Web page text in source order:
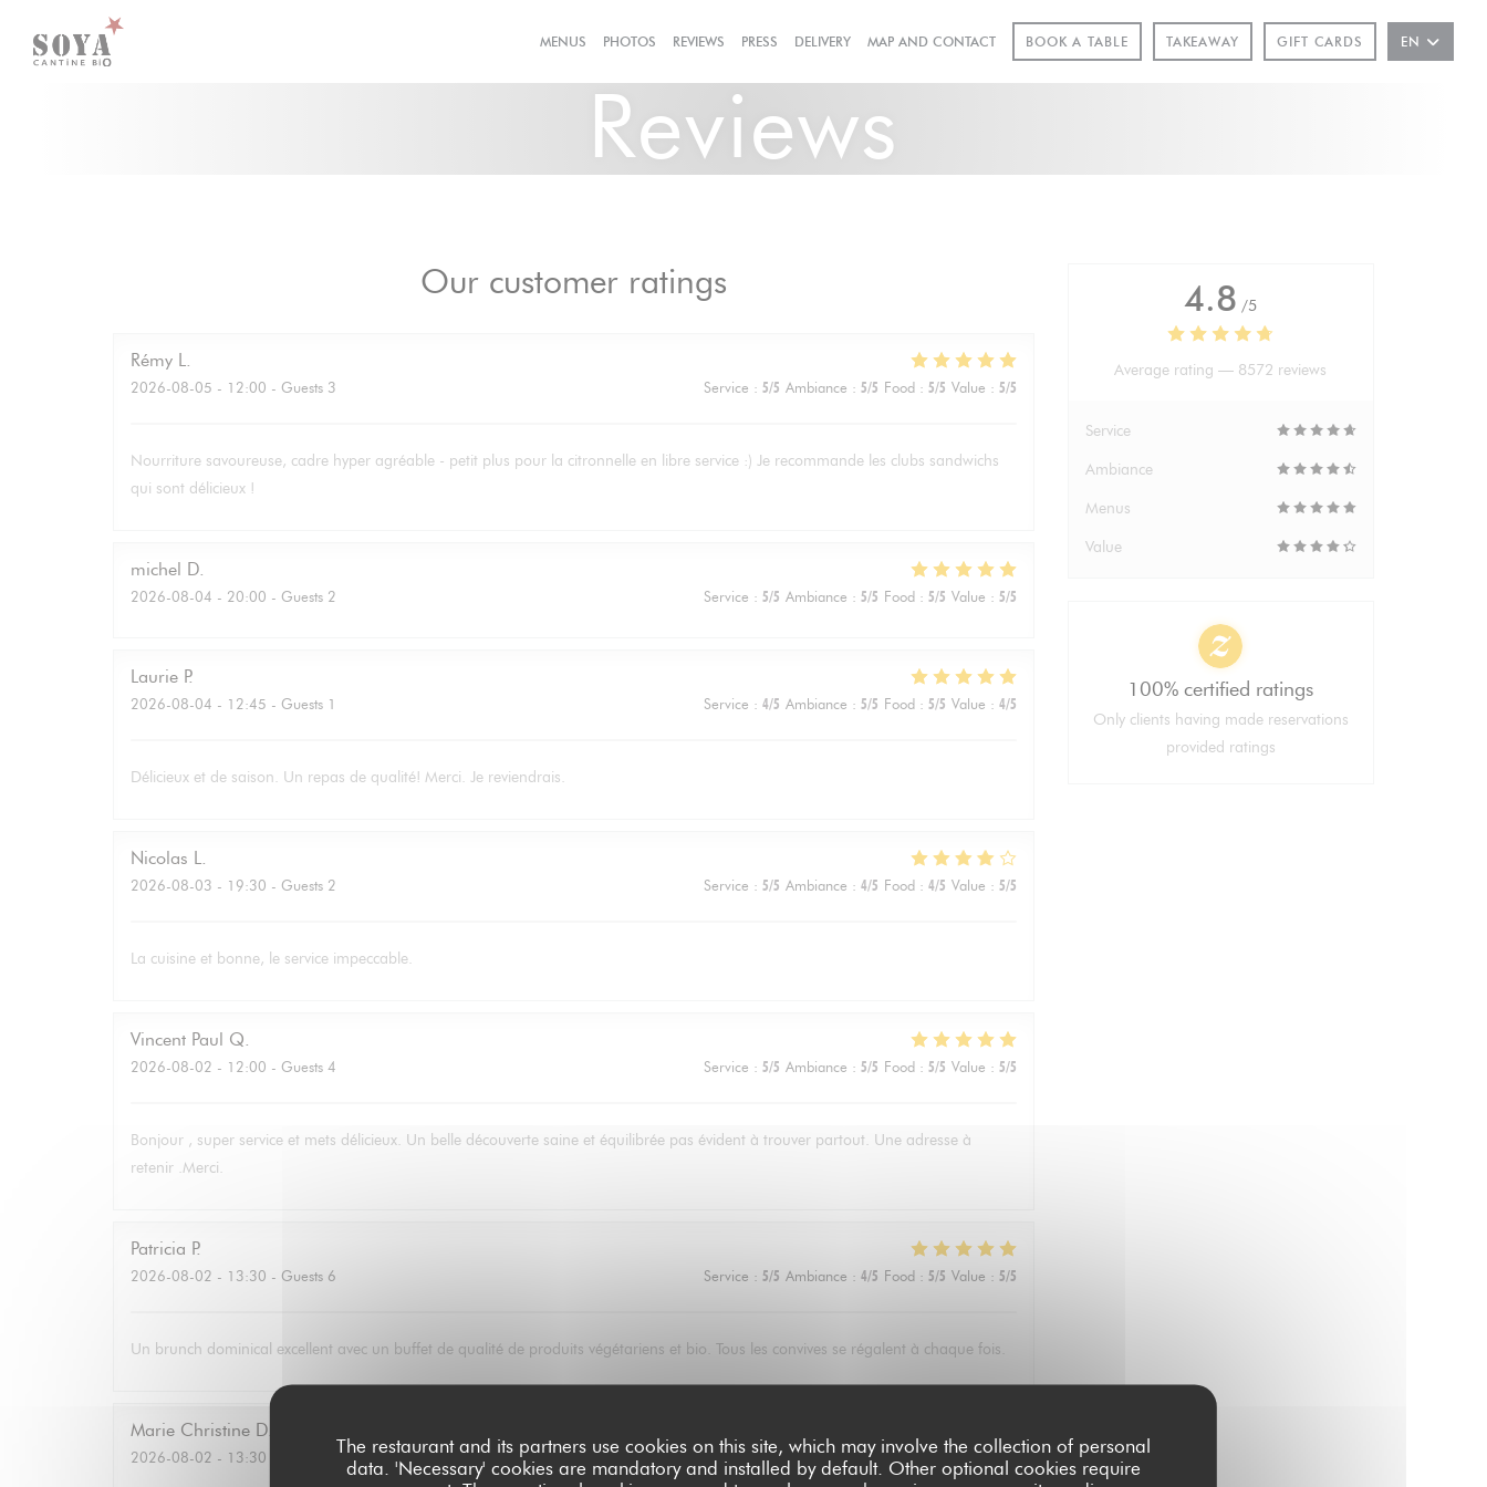
Personalizing your cookie choices
The restaurant and its partners use cookies on this site, which may involve the collection of personal
data. 'Necessary' cookies are mandatory and installed by default. Other optional cookies require
MENUS PHOTOS REVIEWS PRESS DELIVERY((OPENS IN A NEW WINDOW))
MAP AND CONTACT BOOK A TABLE TAKEAWAY GIFT CARDS EN
Reviews
Our customer ratings
Rémy L
2026-08-05 - 12:00 - Guests 3 Service : 5/5 Ambiance : 5/5 Food: 5/5 Value : 5/5
Nourriture savoureuse, cadre hyper agréable - petit plus pour la citronnelle en libre service :) Je recommande les clubs sandwichs
qui sont délicieux !
michel D
2026-08-04 - 20:00 - Guests 2 Service : 5/5 Ambiance : 5/5 Food: 5/5 Value : 5/5
Laurie P
2026-08-04 - 12:45 - Guests 1 Service : 4/5 Ambiance : 5/5 Food: 5/5 Value : 4/5
Délicieux et de saison. Un repas de qualité! Merci. Je reviendrais.
Nicolas L
2026-08-03 - 19:30 - Guests 2 Service : 5/5 Ambiance : 4/5 Food: 4/5 Value : 5/5
La cuisine et bonne, le service impeccable.
Vincent Paul Q
2026-08-02 - 12:00 - Guests 4 Service : 5/5 Ambiance : 5/5 Food: 5/5 Value : 5/5
Bonjour , super service et mets délicieux. Un belle découverte saine et équilibrée pas évident à trouver partout. Une adresse à
retenir .Merci.
Patricia P
2026-08-02 - 13:30 - Guests 6 Service : 5/5 Ambiance : 4/5 Food: 5/5 Value : 5/5
Un brunch dominical excellent avec un buffet de qualité de produits végétariens et bio. Tous les convives se régalent à chaque fois.
Marie Christine D
2026-08-02 - 13:30 - Guests 2 Service : 5/5 Ambiance: 4/5 Food: 5/5 Value: 4/5
4.8 /5
Average rating — 8572 reviews
Service
Ambiance
Menus
Value
100% certified ratings
Only clients having made reservations
provided ratings